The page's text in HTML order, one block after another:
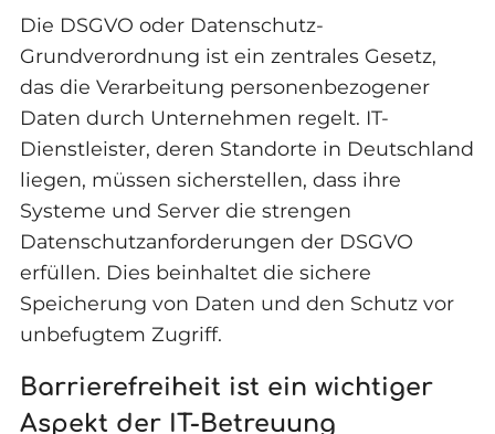
Die DSGVO oder Datenschutz-
Grundverordnung ist ein zentrales Gesetz,
das die Verarbeitung personenbezogener
Daten durch Unternehmen regelt. IT-
Dienstleister, deren Standorte in Deutschland
liegen, müssen sicherstellen, dass ihre
Systeme und Server die strengen
Datenschutzanforderungen der DSGVO
erfüllen. Dies beinhaltet die sichere
Speicherung von Daten und den Schutz vor
unbefugtem Zugriff.
Barrierefreiheit ist ein wichtiger
Aspekt der IT-Betreuung